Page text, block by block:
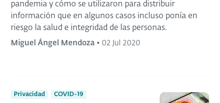
pandemia y cómo se utilizaron para distribuir
información que en algunos casos incluso ponía en
riesgo la salud e integridad de las personas.
Miguel Ángel Mendoza • 02 Jul 2020
Privacidad COVID-19